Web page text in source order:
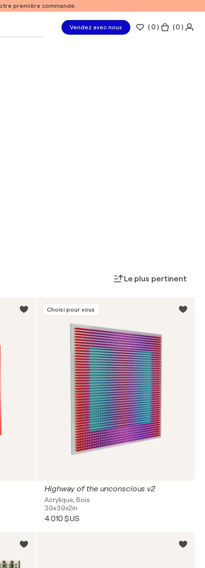
première commande.
Vendez avec nous (0 ) ( 0 )
Le plus pertinent
Choisi pour vous
Highway of the unconscious v2
Acrylique, Bois
39x39x2in
4 010 $US